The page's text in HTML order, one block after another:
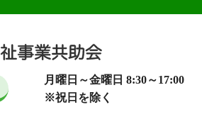
月曜日～金曜日 8:30～17:00
※祝日を除く